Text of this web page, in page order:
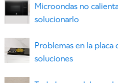
Microondas no
solucionarlo
Problemas en la placa
soluciones